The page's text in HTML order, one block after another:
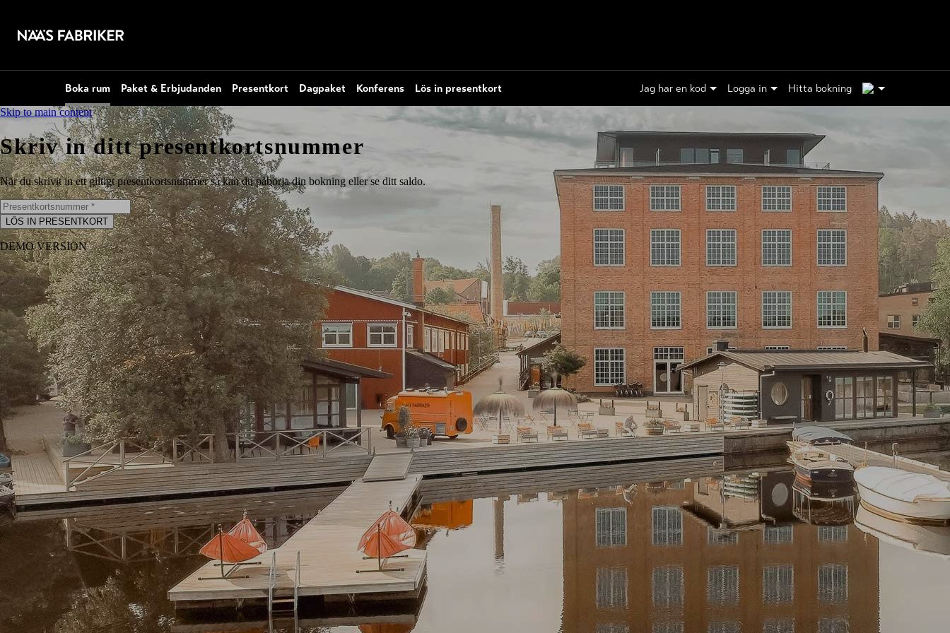
Boka rum Paket & Erbjudanden Presentkort Dagpaket Konferens Lös in presentkort Jag har en kod Logga in Hitta bokning
Skip to main content
Skriv in ditt presentkortsnummer
När du skrivit in ett giltigt presentkortsnummer så kan du påbörja din bokning eller se ditt saldo.
LÖS IN PRESENTKORT
DEMO VERSION